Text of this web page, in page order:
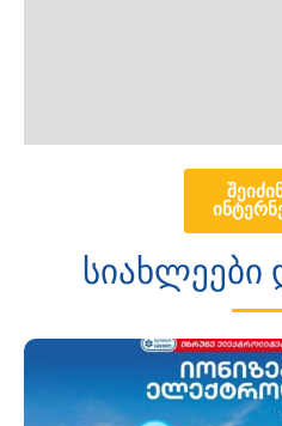
ყველა
ზუსტი, დროული,
დიაგნოსტიკური
მოწინავე გამოცდილების
მე-10 საიუბილეო წელი
სიახლეები